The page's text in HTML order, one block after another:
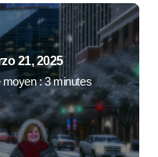
21, 2025
: 3 minutes